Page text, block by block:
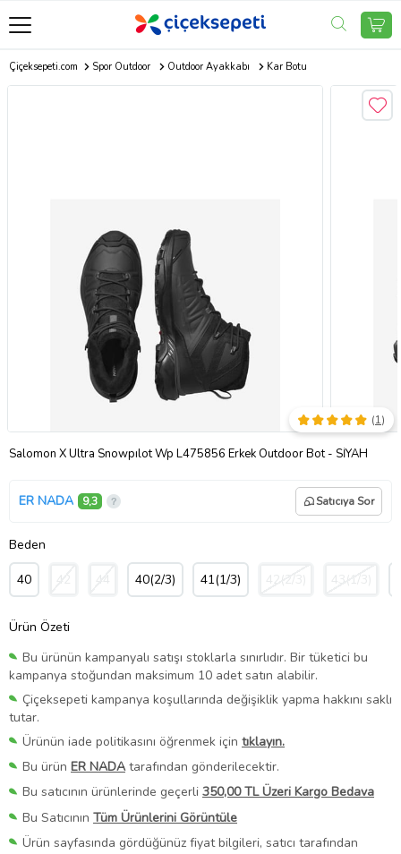
Çiçeksepeti.com Spor Outdoor Outdoor Ayakkabı Kar Botu
Salomon X Ultra Snowpılot Wp L475856 Erkek Outdoor Bot - SİYAH
(1)
ER NADA 9,3 Satıcıya Sor
Beden
40 42 44 40(2/3) 41(1/3) 42(2/3) 43(1/3)
Ürün Özeti
Bu ürünün kampanyalı satışı stoklarla sınırlıdır. Bir tüketici bu
kampanya stoğundan maksimum 10 adet satın alabilir.
Çiçeksepeti kampanya koşullarında değişiklik yapma hakkını saklı
tutar.
Ürünün iade politikasını öğrenmek için tıklayın.
Bu ürün ER NADAtarafından gönderilecektir.
Bu satıcının ürünlerinde geçerli 350,00 TL Üzeri Kargo Bedava
Bu Satıcının Tüm Ürünlerini Görüntüle
Ürün sayfasında gördüğünüz fiyat bilgileri, satıcı tarafından